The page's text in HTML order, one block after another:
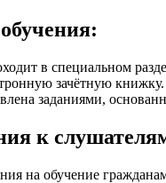
в специальном
зачётную
заданиями,
к
на обучение